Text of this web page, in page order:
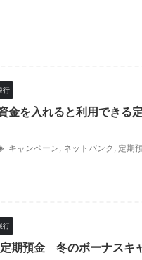
行
金を入れると利用できる
キャンペーン, ネットバンク , 定期
行
期預金 冬のボーナスキ